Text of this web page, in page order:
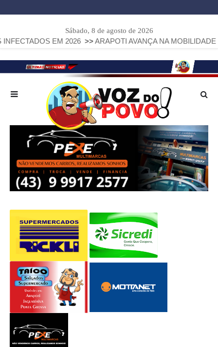
Sábado, 8 de agosto de 2026
EM 2026 >>ARAPOTI AVANÇA NA MOBILIDADE